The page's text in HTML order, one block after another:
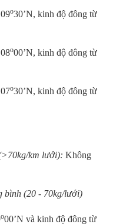
o30’N, kinh độ đông từ
o00’N, kinh độ đông từ
o30’N, kinh độ đông từ
km lưới): Không
bình (20 - 70kg/lưới)
o00’N và kinh độ đông từ